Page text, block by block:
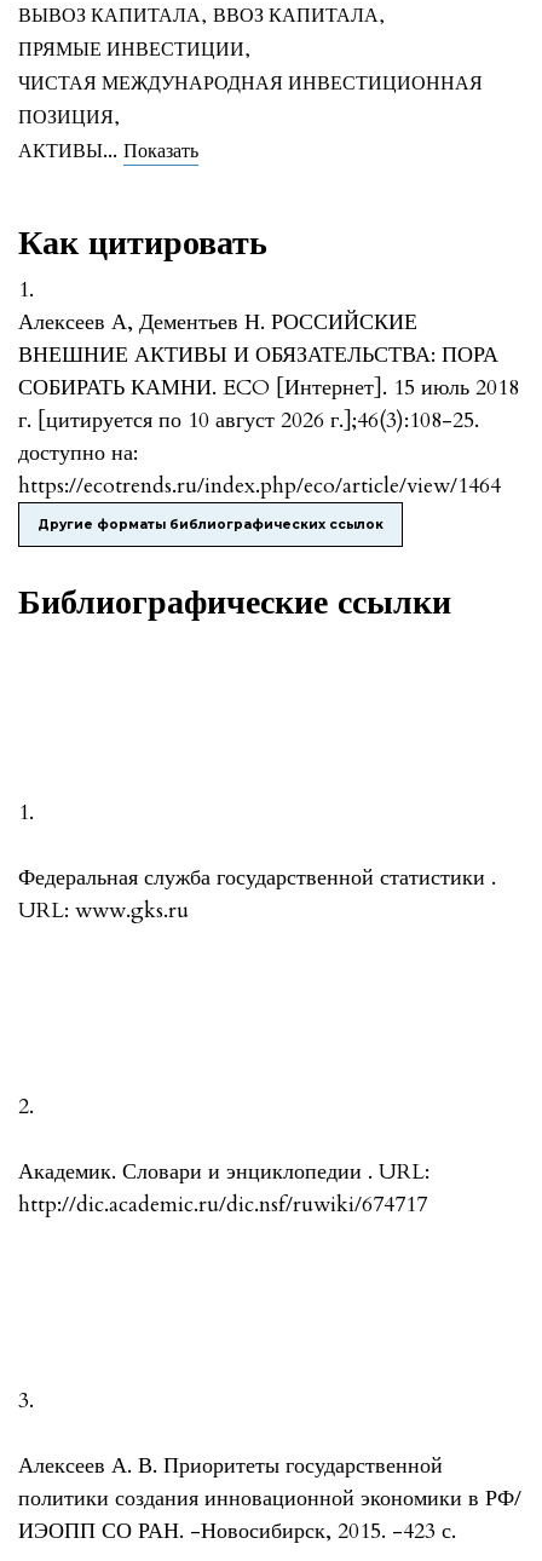
ВЫВОЗ КАПИТАЛА, ВВОЗ КАПИТАЛА,
ПРЯМЫЕ ИНВЕСТИЦИИ,
ЧИСТАЯ МЕЖДУНАРОДНАЯ ИНВЕСТИЦИОННАЯ
ПОЗИЦИЯ,
АКТИВЫ... Показать
Как цитировать
1.
Алексеев А, Дементьев Н. РОССИЙСКИЕ
ВНЕШНИЕ АКТИВЫ И ОБЯЗАТЕЛЬСТВА: ПОРА
СОБИРАТЬ КАМНИ. ECO [Интернет]. 15 июль 2018
г. [цитируется по 10 август 2026 г.];46(3):108-25.
доступно на:
https://ecotrends.ru/index.php/eco/article/view/1464
Другие форматы библиографических ссылок
Библиографические ссылки
1.
Федеральная служба государственной статистики .
URL: www.gks.ru
2.
Академик. Словари и энциклопедии . URL:
http://dic.academic.ru/dic.nsf/ruwiki/674717
3.
Алексеев А. В. Приоритеты государственной
политики создания инновационной экономики в РФ/
ИЭОПП СО РАН. -Новосибирск, 2015. -423 с.